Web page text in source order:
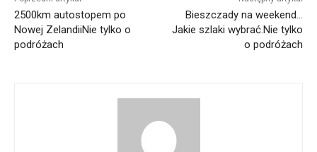
2500km autostopem po
Nowej ZelandiiNie tylko o
podróżach
Bieszczady na weekend…
Jakie szlaki wybrać.Nie tylko
o podróżach